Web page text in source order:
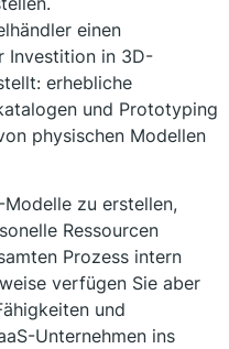
einen
Investition in 3D-
erhebliche
und Prototyping
physischen Modellen
zu erstellen,
Ressourcen
Prozess intern
verfügen Sie aber
und
Unternehmen ins